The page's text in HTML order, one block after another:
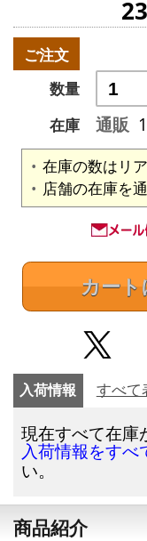
ご注文
数量
在庫
通販
在庫の数はリ
店舗の在庫を
カート
入荷情報 すべて
現在すべて在庫
入荷情報をすべ
い。
商品紹介